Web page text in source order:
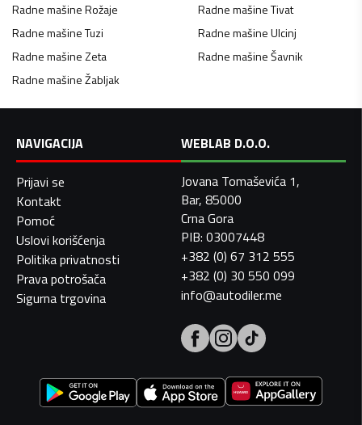
Radne mašineRožaje Radne mašineTivat
Radne mašineTuzi Radne mašineUlcinj
Radne mašineZeta Radne mašineŠavnik
Radne mašineŽabljak
NAVIGACIJA
Prijavi se
Kontakt
Pomoć
Uslovi korišćenja
Politika privatnosti
Prava potrošača
Sigurna trgovina
WEBLAB D.O.O.
Jovana Tomaševića 1,
Bar, 85000
Crna Gora
PIB: 03007448
+382 (0) 67 312 555
+382 (0) 30 550 099
info@autodiler.me